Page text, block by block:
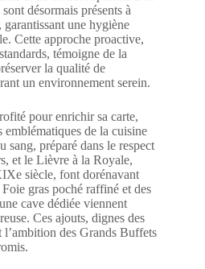
désormais présents à
une hygiène
Cette approche proactive,
témoigne de la
la qualité de
un environnement serein.
pour enrichir sa carte,
emblématiques de la cuisine
sang, préparé dans le respect
et le Lièvre à la Royale,
siècle, font dorénavant
gras poché raffiné et des
cave dédiée viennent
Ces ajouts, dignes des
des Grands Buffets